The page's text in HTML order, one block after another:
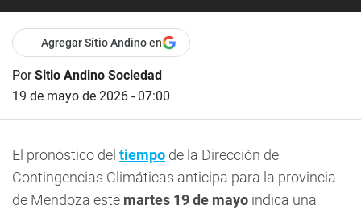
Agregar Sitio Andino en
PorSitio Andino Sociedad
19 de mayo de 2026 - 07:00
El pronóstico del tiempo de la Dirección de
Contingencias Climáticas anticipa para la provincia
de Mendoza este martes 19 de mayo indica una